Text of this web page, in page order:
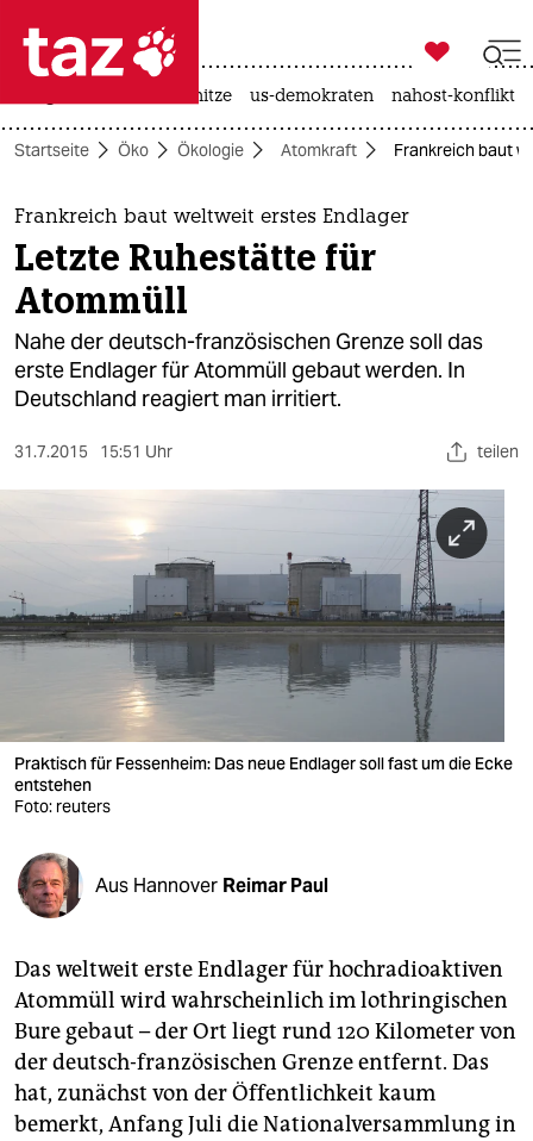
 taz zahl ich
taz zahl ich
themen
politik
öko
gesellschaft
sport
berlin
nord
wahrheit
verlag
veranstaltungen
fragen & hilfe
abo
genossenschaft
epaper login

taz zahl ich
hitze us-demokraten nahost-konflikt
Startseite Öko Ökologie Atomkraft Frankreich baut
Frankreich baut weltweit erstes Endlager
Letzte Ruhestätte für
Atommüll
Nahe der deutsch-französischen Grenze soll das
erste Endlager für Atommüll gebaut werden. In
Deutschland reagiert man irritiert.
31.7.2015 15:51 Uhr teilen
Praktisch für Fessenheim: Das neue Endlager soll fast um die Ecke
entstehen
Foto: reuters
Aus Hannover Reimar Paul
Das weltweit erste Endlager für hochradioaktiven
Atommüll wird wahrscheinlich im lothringischen
Bure gebaut – der Ort liegt rund 120 Kilometer von
der deutsch-französischen Grenze entfernt. Das
hat, zunächst von der Öffentlichkeit kaum
bemerkt, Anfang Juli die Nationalversammlung in